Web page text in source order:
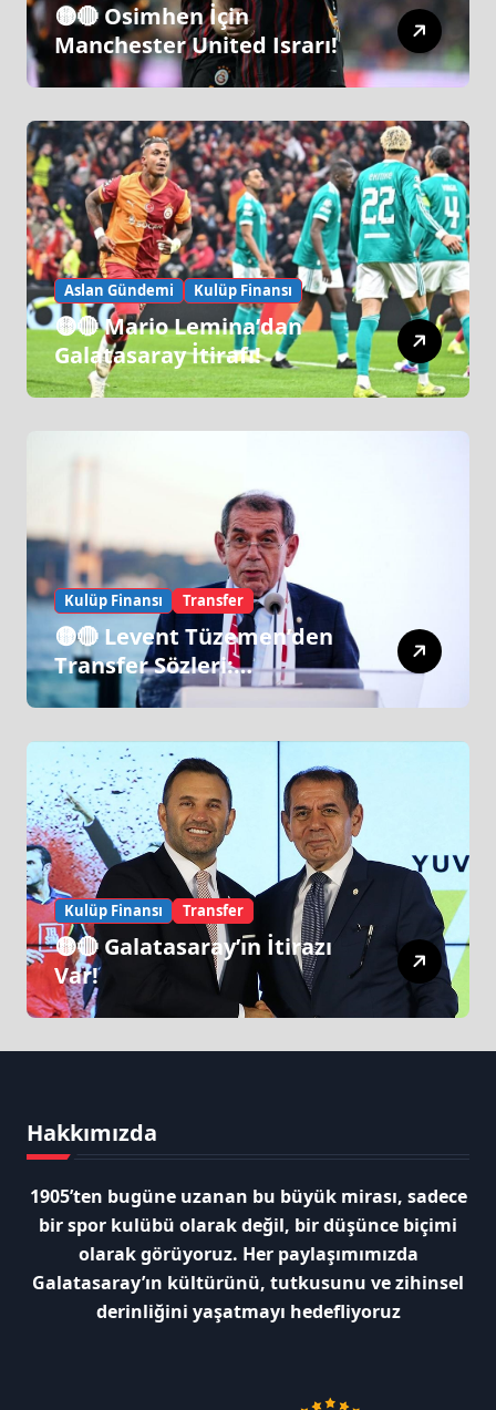
🟡🔴 Osimhen İçin
Manchester United Israrı!
Aslan Gündemi Kulüp Finansı
🟡🔴 Mario Lemina’dan
Galatasaray İtirafı!
Kulüp Finansı Transfer
🟡🔴 Levent Tüzemen’den
Transfer Sözleri:
“Galatasaray’ın Zirve
Kulüp Finansı Transfer
🟡🔴 Galatasaray’ın İtirazı
Var!
Hakkımızda
1905’ten bugüne uzanan bu büyük mirası, sadece
bir spor kulübü olarak değil, bir düşünce biçimi
olarak görüyoruz. Her paylaşımımızda
Galatasaray’ın kültürünü, tutkusunu ve zihinsel
derinliğini yaşatmayı hedefliyoruz